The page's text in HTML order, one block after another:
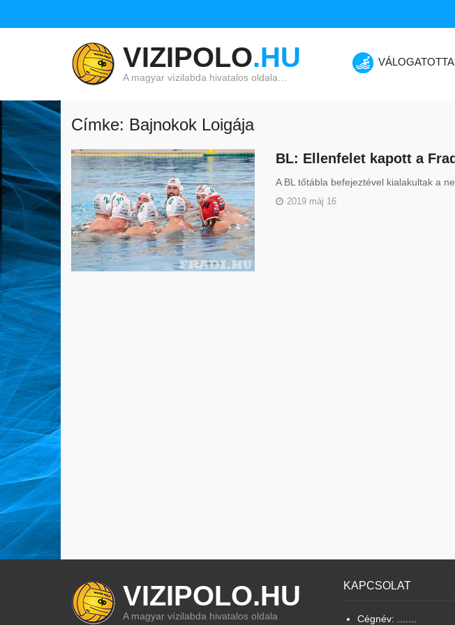
VIZIPOLO.HU
A magyar vízilabda hivatalos oldala…
Címke: Bajnokok Loigája
BL: Ellenfelet kapott a
A BL tőtábla befejeztével kialakultak a
2019 máj 16
VIZIPOLO.HU
A magyar vízilabda hivatalos oldala
KAPCSOLAT
Cégnév: .......